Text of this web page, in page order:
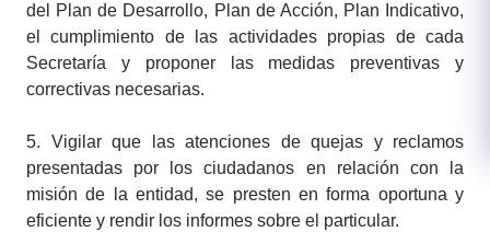
del Plan de Desarrollo, Plan de Acción, Plan Indicativo,
el cumplimiento de las actividades propias de cada
Secretaría y proponer las medidas preventivas y
correctivas necesarias.​
5. Vigilar que las atenciones de quejas y reclamos
presentadas por los ciudadanos en relación con la
misión de la entidad, se presten en forma oportuna y
eficiente y rendir los informes sobre el particular.